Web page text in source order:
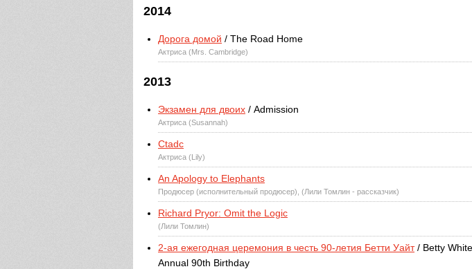
2014
Дорога домой / The Road Home
Актриса (Mrs. Cambridge)
2013
Экзамен для двоих / Admission
Актриса (Susannah)
Ctadc
Актриса (Lily)
An Apology to Elephants
Продюсер (исполнительный продюсер), (Лили Томлин - рассказчик)
Richard Pryor: Omit the Logic
(Лили Томлин)
2-ая ежегодная церемония в честь 90-летия Бетти Уайт/ Betty
Annual 90th Birthday